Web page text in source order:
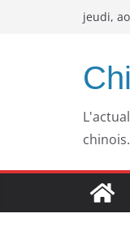
jeudi,
chinois.